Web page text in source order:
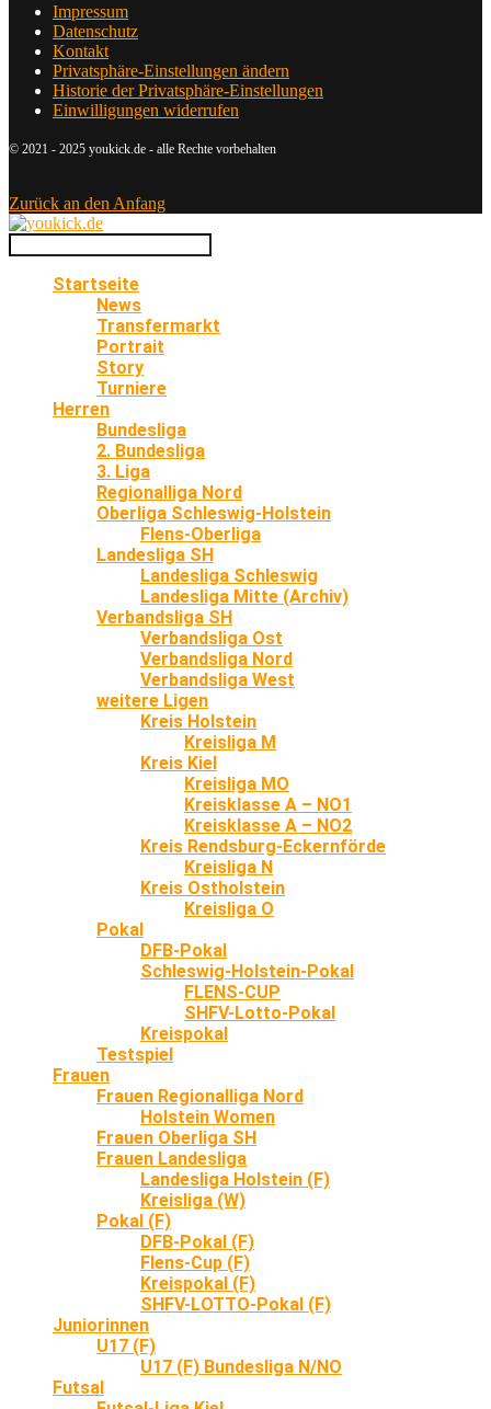
Impressum
Datenschutz
Kontakt
Privatsphäre-Einstellungen ändern
Historie der Privatsphäre-Einstellungen
Einwilligungen widerrufen
© 2021 - 2025 youkick.de - alle Rechte vorbehalten
Zurück an den Anfang
Startseite
News
Transfermarkt
Portrait
Story
Turniere
Herren
Bundesliga
2. Bundesliga
3. Liga
Regionalliga Nord
Oberliga Schleswig-Holstein
Flens-Oberliga
Landesliga SH
Landesliga Schleswig
Landesliga Mitte (Archiv)
Verbandsliga SH
Verbandsliga Ost
Verbandsliga Nord
Verbandsliga West
weitere Ligen
Kreis Holstein
Kreisliga M
Kreis Kiel
Kreisliga MO
Kreisklasse A – NO1
Kreisklasse A – NO2
Kreis Rendsburg-Eckernförde
Kreisliga N
Kreis Ostholstein
Kreisliga O
Pokal
DFB-Pokal
Schleswig-Holstein-Pokal
FLENS-CUP
SHFV-Lotto-Pokal
Kreispokal
Testspiel
Frauen
Frauen Regionalliga Nord
Holstein Women
Frauen Oberliga SH
Frauen Landesliga
Landesliga Holstein (F)
Kreisliga (W)
Pokal (F)
DFB-Pokal (F)
Flens-Cup (F)
Kreispokal (F)
SHFV-LOTTO-Pokal (F)
Juniorinnen
U17 (F)
U17 (F) Bundesliga N/NO
Futsal